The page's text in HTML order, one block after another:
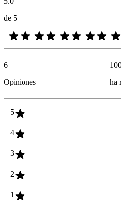
de 5
6
Opiniones
100
ha
5
4
3
2
1